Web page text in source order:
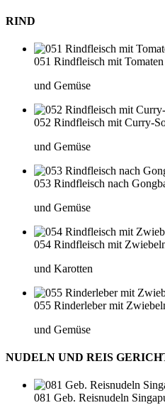
RIND
051 Rindfleisch mit Tomaten
und Gemüse
052 Rindfleisch mit Curry-
und Gemüse
053 Rindfleisch nach
und Gemüse
054 Rindfleisch mit
und Karotten
055 Rinderleber mit
und Gemüse
NUDELN UND REIS
081 Geb. Reisnudeln